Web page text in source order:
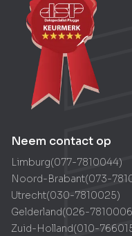
Neem
Neem contact op
Limburg(077-7810044)
Noord-Brabant(073-
Utrecht(030-7810025)
Gelderland(026-7810006
Zuid-Holland(010-